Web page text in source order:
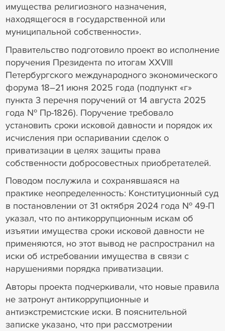
имущества религиозного назначения,
находящегося в государственной или
муниципальной собственности».
Правительство подготовило проект во исполнение
поручения Президента по итогам ХХVIII
Петербургского международного экономического
форума 18–21 июня 2025 года (подпункт «г»
пункта 3 перечня поручений от 14 августа 2025
года № Пр-1826). Поручение требовало
установить сроки исковой давности и порядок их
исчисления при оспаривании сделок о
приватизации в целях защиты права
собственности добросовестных приобретателей.
Поводом послужила и сохранявшаяся на
практике неопределенность: Конституционный суд
в постановлении от 31 октября 2024 года № 49-П
указал, что по антикоррупционным искам об
изъятии имущества сроки исковой давности не
применяются, но этот вывод не распространил на
иски об истребовании имущества в связи с
нарушениями порядка приватизации.
Авторы проекта подчеркивали, что новые правила
не затронут антикоррупционные и
антиэкстремистские иски. В пояснительной
записке указано, что при рассмотрении